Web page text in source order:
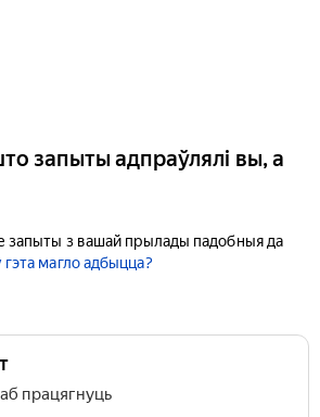
запыты адпраўлялі вы, а
запыты з вашай прылады падобныя да
магло адбыцца?
працягнуць